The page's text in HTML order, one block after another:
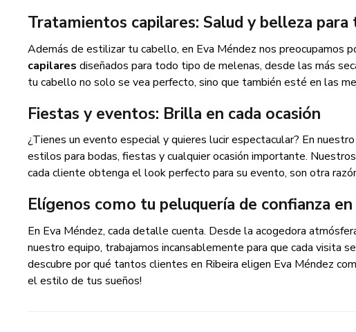
Tratamientos capilares: Salud y belleza para
Además de estilizar tu cabello, en Eva Méndez nos preocupamos
capilares diseñados para todo tipo de melenas, desde las más
tu cabello no solo se vea perfecto, sino que también esté en las
Fiestas y eventos: Brilla en cada ocasión
¿Tienes un evento especial y quieres lucir espectacular? En
estilos para bodas, fiestas y cualquier ocasión importante.
cada cliente obtenga el look perfecto para su evento, son otra
Elígenos como tu peluquería de confianza en
En Eva Méndez, cada detalle cuenta. Desde la acogedora
nuestro equipo, trabajamos incansablemente para que cada visita
descubre por qué tantos clientes en Ribeira eligen Eva Méndez
el estilo de tus sueños!